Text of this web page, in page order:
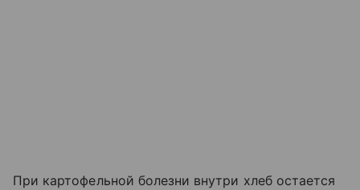
При картофельной болезни внутри хлеб остается